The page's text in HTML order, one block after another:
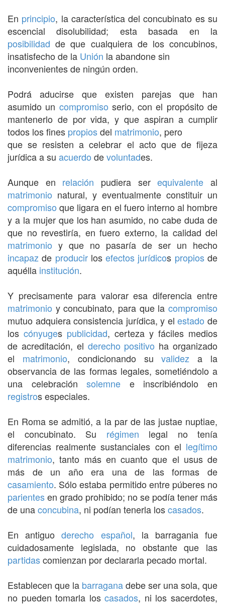
En principio, la característica del concubinato es su
escencial disolubilidad; esta basada en la
posibilidad de que cualquiera de los concubinos,
insatisfecho de la Unión la abandone sin
inconvenientes de ningún orden.
Podrá aducirse que existen parejas que han
asumido un compromiso serio, con el propósito de
mantenerlo de por vida, y que aspiran a cumplir
todos los fines propiosdel matrimonio, pero
que se resisten a celebrar el acto que de fijeza
jurídica a su acuerdo devoluntades.
Aunque en relación pudiera serequivalente al
matrimonio natural, y eventualmente constituir un
compromiso que ligara en el fuero interno al hombre
y a la mujer que los han asumido, no cabe duda de
que no revestiría, en fuero externo, la calidad del
matrimonio y que no pasaría de ser un hecho
incapaz de producirlosefectos jurídicos propiosde
aquélla institución.
Y precisamente para valorar esa diferencia entre
matrimonio y concubinato, para que la compromiso
mutuo adquiera consistencia jurídica, y elestado de
los cónyuges publicidad, certeza y fáciles medios
de acreditación, el derecho positivo ha organizado
el matrimonio, condicionando suvalidez a la
observancia de las formas legales, sometiéndolo a
una celebraciónsolemne e inscribiéndolo en
registros especiales.
En Roma se admitió, a la par de las justae nuptiae,
el concubinato. Su régimen legal no tenía
diferencias realmente sustanciales con el legítimo
matrimonio, tanto más en cuanto que el usus de
más de un año era una de las formas de
casamiento. Sólo estaba permitido entre púberes no
parientesen grado prohibido; no se podía tener más
de unaconcubina, ni podían tenerla loscasados.
En antiguoderecho español, la barragania fue
cuidadosamente legislada, no obstante que las
partidascomienzan por declararla pecado mortal.
Establecen que la barraganadebe ser una sola, que
no pueden tomarla loscasados, ni los sacerdotes,